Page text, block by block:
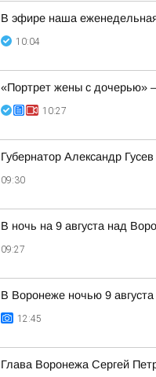
В эфире наша
10:04
«Портрет жены с дочерью»
10:27
Губернатор Александр
09:30
В ночь на 9 августа над
09:27
В Воронеже ночью 9 августа
12:45
Глава Воронежа Сергей